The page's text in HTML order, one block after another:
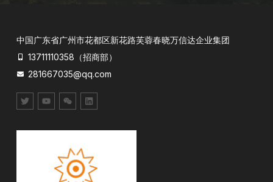
中国广东省广州市花都区新花路芙蓉春晓万信达企业集团
13711110358（招商部）
281667035@qq.com